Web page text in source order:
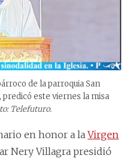
de la parroquia San
predicó este viernes la misa
Telefuturo.
en honor a laVirgen
Nery Villagra presidió